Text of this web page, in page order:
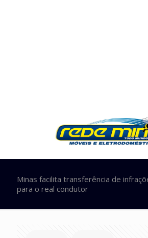
Minas facilita transferência de
para o real condutor